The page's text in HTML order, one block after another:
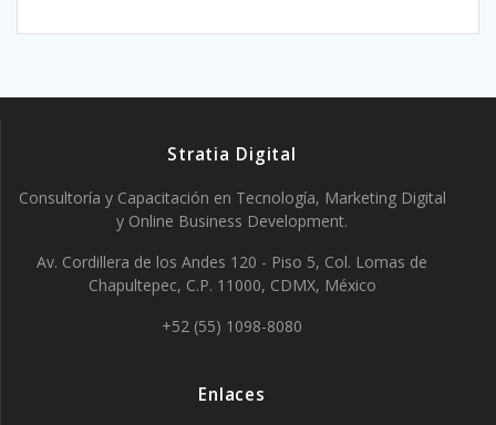
Stratia Digital
Consultoría y Capacitación en Tecnología, Marketing Digital
y Online Business Development.
Av. Cordillera de los Andes 120 - Piso 5, Col. Lomas de
Chapultepec, C.P. 11000, CDMX, México
+52 (55) 1098-8080
Enlaces